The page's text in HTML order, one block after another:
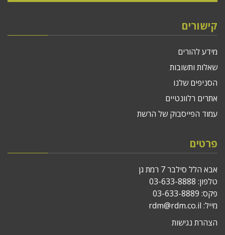
קישורים
מידע להורים
שאלות ותשובות
הסניפים שלנו
אתרים רלוונטיים
עמוד הפייסבוק של הרשת
פרטים
אבא הלל סילבר 7 רמת גן
טלפון: 03-633-8888
פקס: 03-633-8889
מייל: rdm@rdm.co.il
הצהרת נגישות